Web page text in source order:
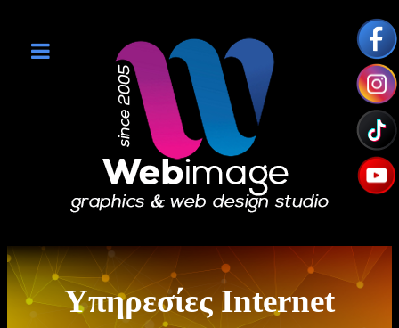
Υπηρεσίες Internet